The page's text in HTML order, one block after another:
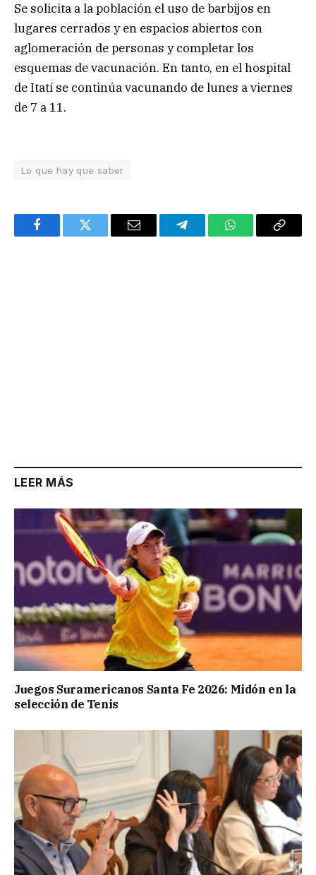
Se solicita a la población el uso de barbijos en
lugares cerrados y en espacios abiertos con
aglomeración de personas y completar los
esquemas de vacunación. En tanto, en el hospital
de Itatí se continúa vacunando de lunes a viernes
de 7 a 11.
Lo que hay que saber
FacebookTwitter Email TelegramWhatsAppCopy
LEER MÁS
Juegos Suramericanos Santa Fe 2026: Midón en la
selección de Tenis